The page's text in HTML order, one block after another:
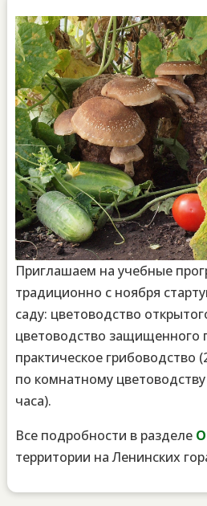
Приглашаем на учебные
традиционно с ноября
саду: цветоводство
цветоводство защищенного
практическое грибоводство
по комнатному
часа).
Все подробности в разделе
территории на Ленинских